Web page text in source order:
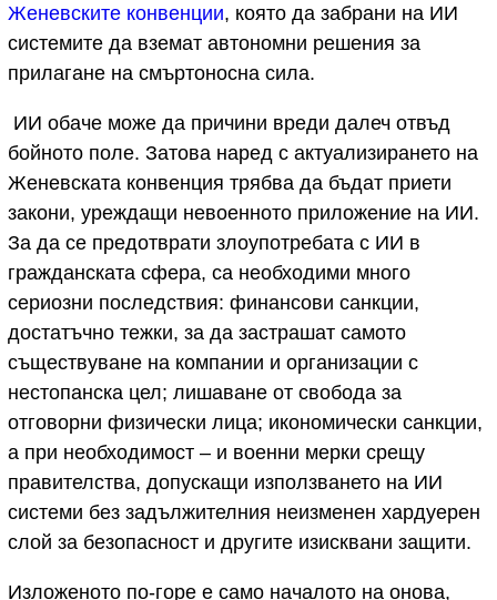
Женевските конвенции, която да забрани на ИИ
системите да вземат автономни решения за
прилагане на смъртоносна сила.
ИИ обаче може да причини вреди далеч отвъд
бойното поле. Затова наред с актуализирането на
Женевската конвенция трябва да бъдат приети
закони, уреждащи невоенното приложение на ИИ.
За да се предотврати злоупотребата с ИИ в
гражданската сфера, са необходими много
сериозни последствия: финансови санкции,
достатъчно тежки, за да застрашат самото
съществуване на компании и организации с
нестопанска цел; лишаване от свобода за
отговорни физически лица; икономически санкции,
а при необходимост – и военни мерки срещу
правителства, допускащи използването на ИИ
системи без задължителния неизменен хардуерен
слой за безопасност и другите изисквани защити.
Изложеното по-горе е само началото на онова,